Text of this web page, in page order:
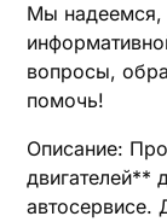
Мы надеемся,
вопросы,
помочь!
Описание:
двигателей**
автосервисе.